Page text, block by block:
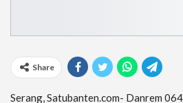
Share
Serang, Satubanten.com- Danrem